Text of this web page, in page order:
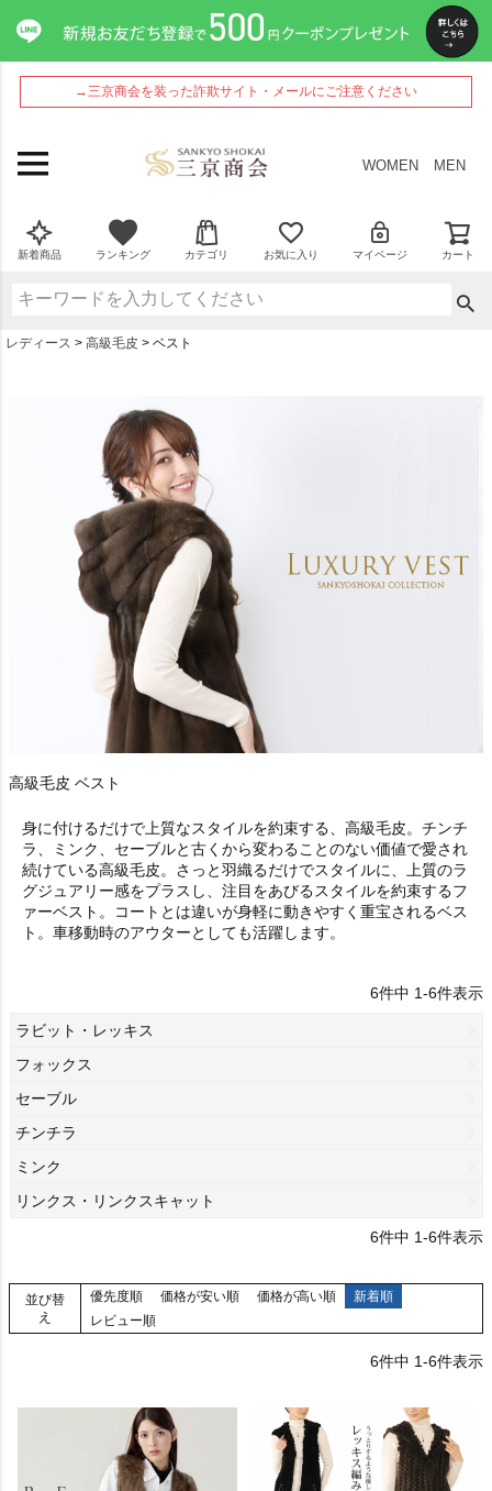
→三京商会を装った詐欺サイト・メールにご注意ください
WOMEN MEN
新着商品 ランキング カテゴリ お気に入り マイページ カート
レディース 高級毛皮 ベスト
高級毛皮 ベスト
身に付けるだけで上質なスタイルを約束する、高級毛皮。チンチ
ラ、ミンク、セーブルと古くから変わることのない価値で愛され
続けている高級毛皮。さっと羽織るだけでスタイルに、上質のラ
グジュアリー感をプラスし、注目をあびるスタイルを約束するフ
ァーベスト。コートとは違いが身軽に動きやすく重宝されるベス
ト。車移動時のアウターとしても活躍します。
6件中 1-6件表示
ラビット・レッキス
フォックス
セーブル
チンチラ
ミンク
リンクス・リンクスキャット
6件中 1-6件表示
並び替
え
優先度順 価格が安い順 価格が高い順
新着順
レビュー順
6件中 1-6件表示